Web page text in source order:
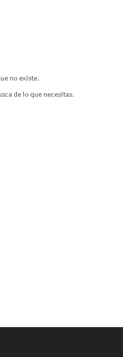
no existe.
de lo que necesitas.